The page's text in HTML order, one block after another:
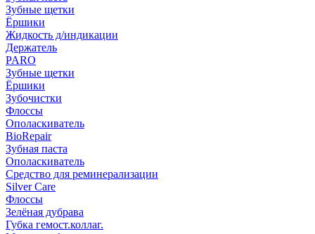
Зубные щетки
Ёршики
Жидкость д/индикации
Держатель
PARO
Зубные щетки
Ёршики
Зубочистки
Флоссы
Ополаскиватель
BioRepair
Зубная паста
Ополаскиватель
Средство для реминерализации
Silver Care
Флоссы
Зелёная дубрава
Губка гемост.коллаг.